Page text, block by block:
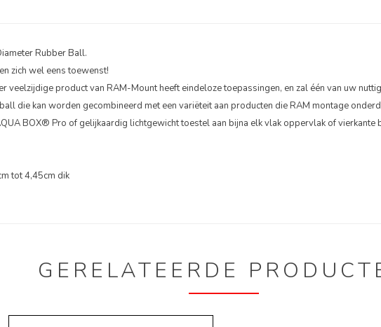
Rubber Ball.
zich wel eens toewenst!
product van RAM-Mount heeft eindeloze toepassingen, en zal één van uw
die kan worden gecombineerd met een variëteit aan producten die RAM montage
BOX® Pro of gelijkaardig lichtgewicht toestel aan bijna elk vlak oppervlak of vierkante
tot 4,45cm dik
GERELATEERDE